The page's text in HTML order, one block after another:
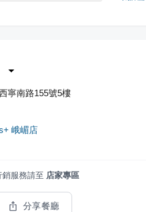
寧南路155號5樓
峨嵋店
服務請至 店家專區
分享餐廳